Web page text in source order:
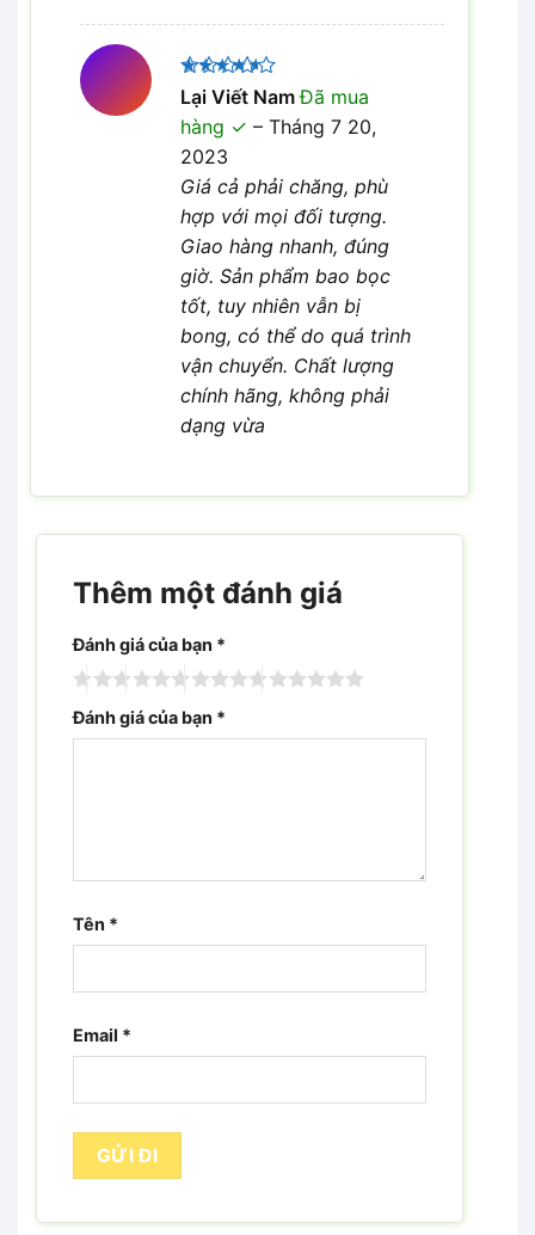
Được
xếp hạng
45 sao
Lại Viết NamĐã mua
hàng
– Tháng 7 20,
2023
Giá cả phải chăng, phù
hợp với mọi đối tượng.
Giao hàng nhanh, đúng
giờ. Sản phẩm bao bọc
tốt, tuy nhiên vẫn bị
bong, có thể do quá trình
vận chuyển. Chất lượng
chính hãng, không phải
dạng vừa
Thêm một đánh giá
Đánh giá của bạn *
Đánh giá của bạn *
Tên *
Email *